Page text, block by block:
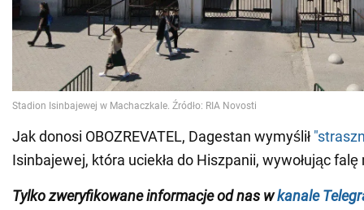
Jak donosi OBOZREVATEL, Dagestan wymyślił
Isinbajewej, która uciekła do Hiszpanii, wywołując
Tylkozweryfikowane informacje od nas wkanale